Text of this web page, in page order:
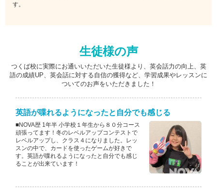
す。
生徒様の声
つくば校に実際にお通いいただいた生徒様より、英会話力の向上、英
語の成績UP、英会話に対する自信の獲得など、学習成果やレッスンに
ついてのお声をいただきました！
英語が喋れるようになったと自分でも感じる
■NOVA歴 1年半 小学校１年生から８０分コース
頑張ってます！冬のレベルアップコンテストで
レベルアップし、クラス４になりました。レッ
スンの中で、カードを使ったゲームが好きで
す。英語が喋れるようになったと自分でも感じ
ることが出来ています！